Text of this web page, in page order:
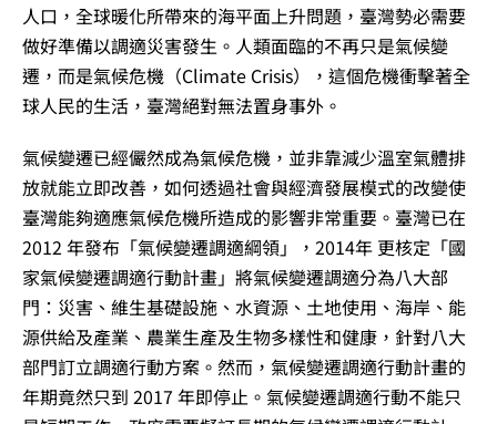
人口，全球暖化所帶來的海平面上升問題，臺灣勢必需要
做好準備以調適災害發生。人類面臨的不再只是氣候變
遷，而是氣候危機（Climate Crisis），這個危機衝擊著全
球人民的生活，臺灣絕對無法置身事外。
氣候變遷已經儼然成為氣候危機，並非靠減少溫室氣體排
放就能立即改善，如何透過社會與經濟發展模式的改變使
臺灣能夠適應氣候危機所造成的影響非常重要。臺灣已在
2012 年發布「氣候變遷調適綱領」，2014年 更核定「國
家氣候變遷調適行動計畫」將氣候變遷調適分為八大部
門：災害、維生基礎設施、水資源、土地使用、海岸、能
源供給及產業、農業生產及生物多樣性和健康，針對八大
部門訂立調適行動方案。然而，氣候變遷調適行動計畫的
年期竟然只到 2017 年即停止。氣候變遷調適行動不能只